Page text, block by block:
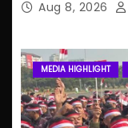
Aug 8, 2026
MEDIA HIGHLIGHT